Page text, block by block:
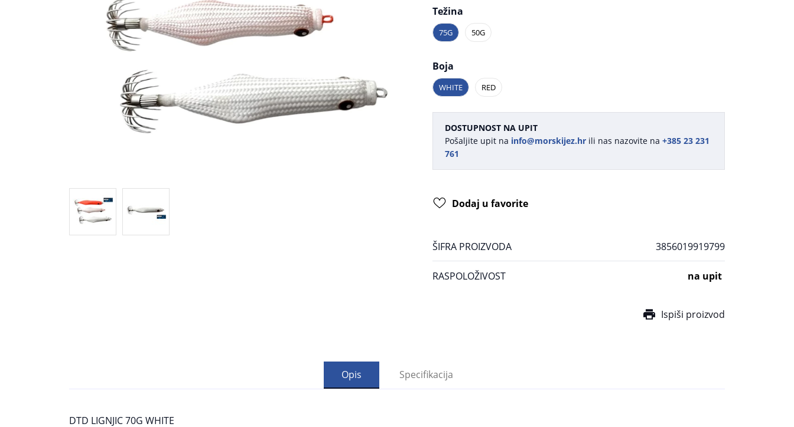
Težina
75G 50G
Boja
WHITE RED
DOSTUPNOST NA UPIT
Pošaljite upit na info@morskijez.hr ili nas nazovite na +385 23 231
761
Dodaj u favorite
ŠIFRA PROIZVODA 3856019919799
RASPOLOŽIVOST na upit
Ispiši proizvod
Opis Specifikacija
DTD LIGNJIC 70G WHITE